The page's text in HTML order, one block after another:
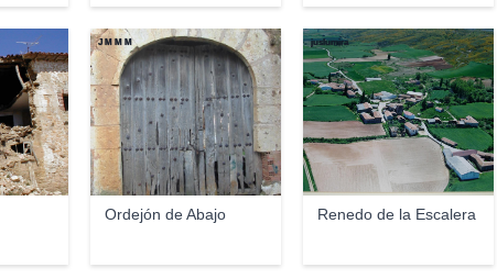
Ordejón de Abajo
J M M M
Renedo de la Escalera
juslumira